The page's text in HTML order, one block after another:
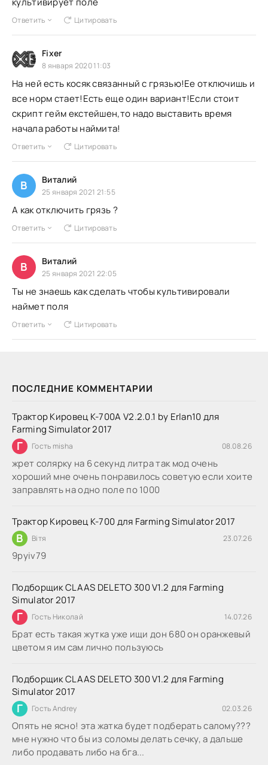
ПОСЛЕДНИЕ КОММЕНТАРИИ
Трактор Кировец К-700А V2.2.0.1 by Erlan10 для
Farming Simulator 2017
Г Гость misha 08.08.26
жрет солярку на 6 секунд литра так мод очень
хороший мне очень понравилось советую если хоите
заправлять на одно поле по 1000
Трактор Кировец К-700 для Farming Simulator 2017
В Вітя 23.07.26
9руіv79
Подборщик CLAAS DELETO 300 V1.2 для Farming
Simulator 2017
Г Гость Николай 14.07.26
Брат есть такая жутка уже ищи дон 680 он оранжевый
цветом я им сам лично пользуюсь
Подборщик CLAAS DELETO 300 V1.2 для Farming
Simulator 2017
Г Гость Andrey 02.03.26
Опять не ясно! эта жатка будет подберать салому???
мне нужно что бы из соломы делать сечку, а дальше
либо продавать либо на бга...
Ответить Цитировать
Fixer
8 января 2020 11:03
На ней есть косяк связанный с грязью!Ее отключишь и
все норм стает!Есть еще один вариант!Если стоит
скрипт гейм екстейшен,то надо выставить время
начала работы наймита!
Ответить Цитировать
В Виталий
25 января 2021 21:55
А как отключить грязь ?
Ответить Цитировать
В Виталий
25 января 2021 22:05
Ты не знаешь как сделать чтобы культивировали
наймет поля
Ответить Цитировать